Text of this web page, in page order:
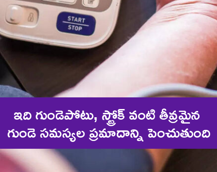
ఇది గుండెపోటు, స్ట్రోక్ వంటి తీవ్రమైన
గుండె సమస్యల ప్రమాదాన్ని పెంచుతుంది